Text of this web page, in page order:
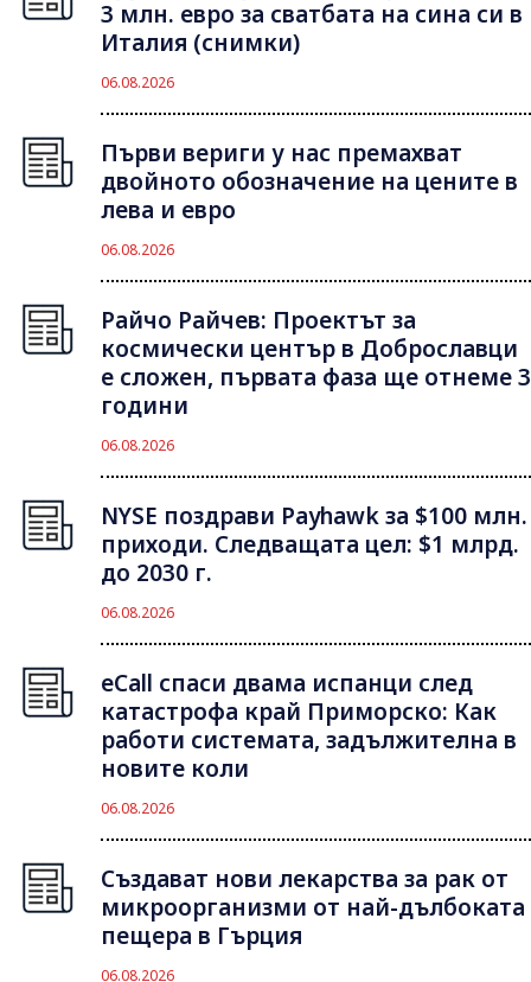
3 млн. евро за сватбата на сина си в
Италия (снимки)
06.08.2026
Първи вериги у нас премахват
двойното обозначение на цените в
лева и евро
06.08.2026
Райчо Райчев: Проектът за
космически център в Доброславци
е сложен, първата фаза ще отнеме 3
години
06.08.2026
NYSE поздрави Payhawk за $100 млн.
приходи. Следващата цел: $1 млрд.
до 2030 г.
06.08.2026
eCall спаси двама испанци след
катастрофа край Приморско: Как
работи системата, задължителна в
новите коли
06.08.2026
Създават нови лекарства за рак от
микроорганизми от най-дълбоката
пещера в Гърция
06.08.2026